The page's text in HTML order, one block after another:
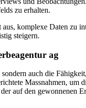
zu erhalten.
komplexe Daten zu
steigern.
ag
auch die
Massnahmen,
auf den gewonnenen